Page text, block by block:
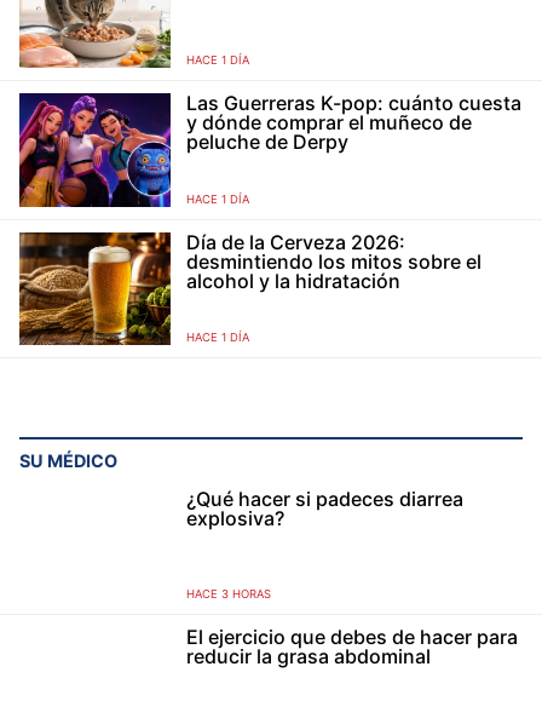
HACE 1 DÍA
Las Guerreras K-pop: cuánto cuesta
y dónde comprar el muñeco de
peluche de Derpy
HACE 1 DÍA
Día de la Cerveza 2026:
desmintiendo los mitos sobre el
alcohol y la hidratación
HACE 1 DÍA
SU MÉDICO
¿Qué hacer si padeces diarrea
explosiva?
HACE 3 HORAS
El ejercicio que debes de hacer para
reducir la grasa abdominal